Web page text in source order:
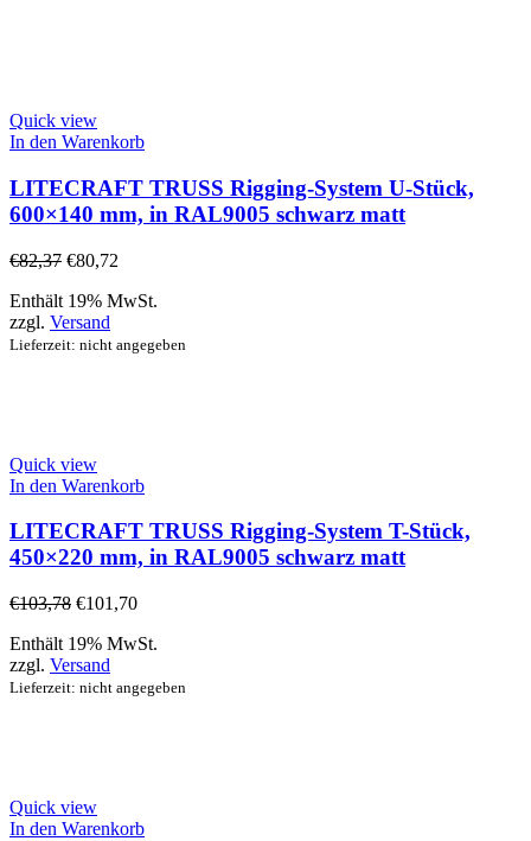
Quick view
In den Warenkorb
LITECRAFT TRUSS Rigging-System U-Stück,
600×140 mm, in RAL9005 schwarz matt
€82,37 €80,72
Enthält 19% MwSt.
zzgl. Versand
Lieferzeit: nicht angegeben
Quick view
In den Warenkorb
LITECRAFT TRUSS Rigging-System T-Stück,
450×220 mm, in RAL9005 schwarz matt
€103,78 €101,70
Enthält 19% MwSt.
zzgl. Versand
Lieferzeit: nicht angegeben
Quick view
In den Warenkorb